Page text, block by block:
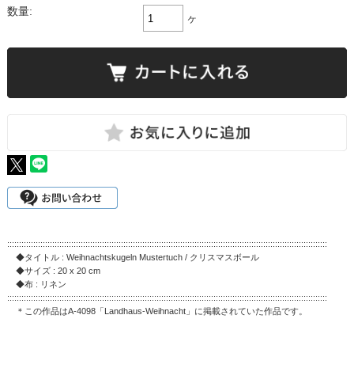
数量:
ヶ
:::::::::::::::::::::::::::::::::::::::::::::::::::::::::::::::::::::::::::::::::::::::::::::::::::::::::::::::::::::::::::::::::::::::
◆タイトル : Weihnachtskugeln Mustertuch / クリスマスボール
◆サイズ : 20 x 20 cm
◆布 : リネン
:::::::::::::::::::::::::::::::::::::::::::::::::::::::::::::::::::::::::::::::::::::::::::::::::::::::::::::::::::::::::::::::::::::::
＊この作品はA-4098「Landhaus-Weihnacht」に掲載されていた作品です。